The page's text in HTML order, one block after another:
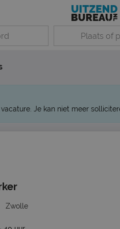
Je kan niet meer
Zwolle